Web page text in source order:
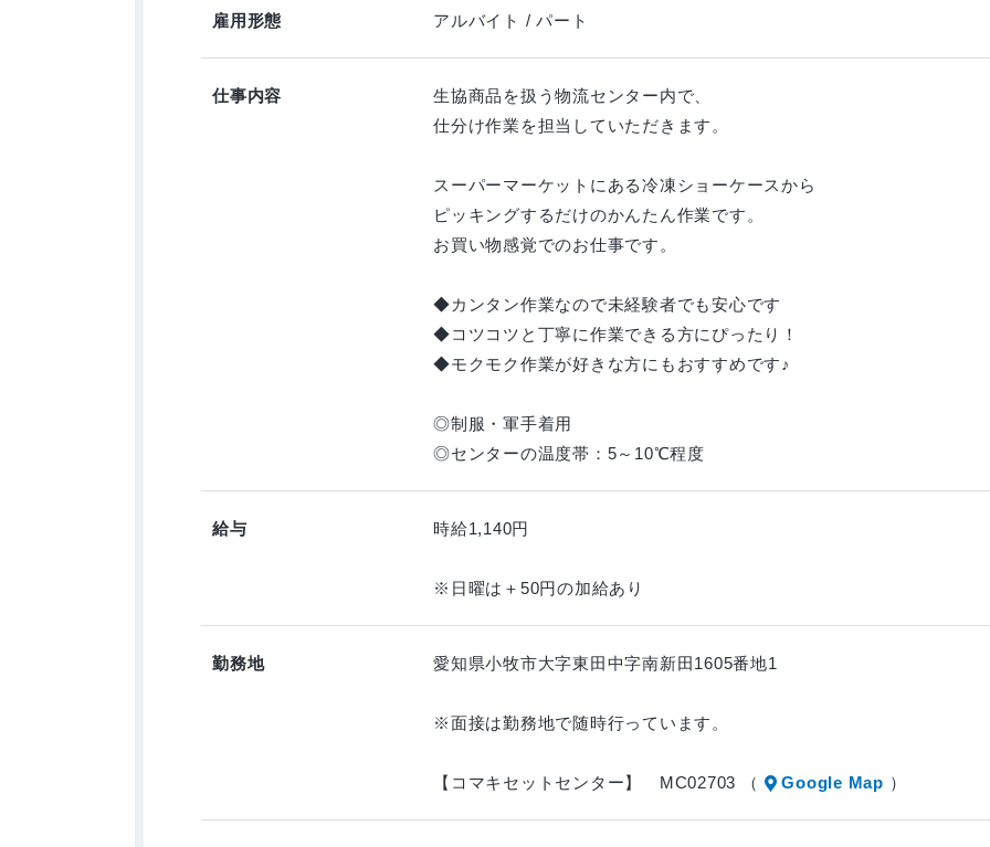
雇用形態 アルバイト / パート
仕事内容
生協商品を扱う物流センター内で、
仕分け作業を担当していただきます。
スーパーマーケットにある冷凍ショーケースから
ピッキングするだけのかんたん作業です。
お買い物感覚でのお仕事です。
◆カンタン作業なので未経験者でも安心です
◆コツコツと丁寧に作業できる方にぴったり！
◆モクモク作業が好きな方にもおすすめです♪
◎制服・軍手着用
◎センターの温度帯：5～10℃程度
給与 時給1,140円
※日曜は＋50円の加給あり
勤務地 愛知県小牧市大字東田中字南新田1605番地1
※面接は勤務地で随時行っています。
【コマキセットセンター】 MC02703 （ Google Map ）